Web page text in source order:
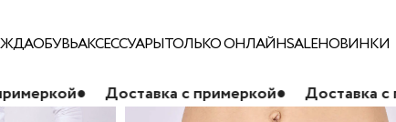
ОБУВЬАКСЕССУАРЫТОЛЬКО ОНЛАЙНSALEНОВИНКИ
с примеркой● Доставка с примеркой●